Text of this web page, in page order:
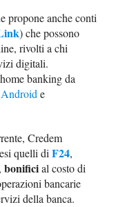
propone anche conti
) che possono
rivolti a chi
digitali.
banking da
Androide
Credem
quelli diF24,
bonificial costo di
bancarie
della banca.